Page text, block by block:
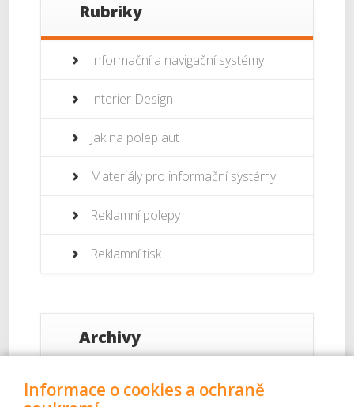
Rubriky
Informační a navigační systémy
Interier Design
Jak na polep aut
Materiály pro informační systémy
Reklamní polepy
Reklamní tisk
Archivy
Září 2017
Informace o cookies a ochraně